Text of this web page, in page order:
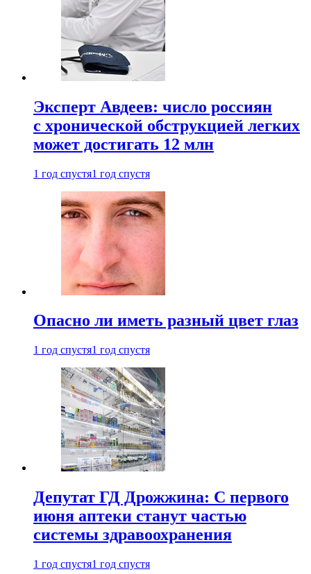
Эксперт Авдеев: число россиян
с хронической обструкцией легких
может достигать 12 млн
1 год спустя1 год спустя
Опасно ли иметь разный цвет глаз
1 год спустя1 год спустя
Депутат ГД Дрожжина: С первого
июня аптеки станут частью
системы здравоохранения
1 год спустя1 год спустя